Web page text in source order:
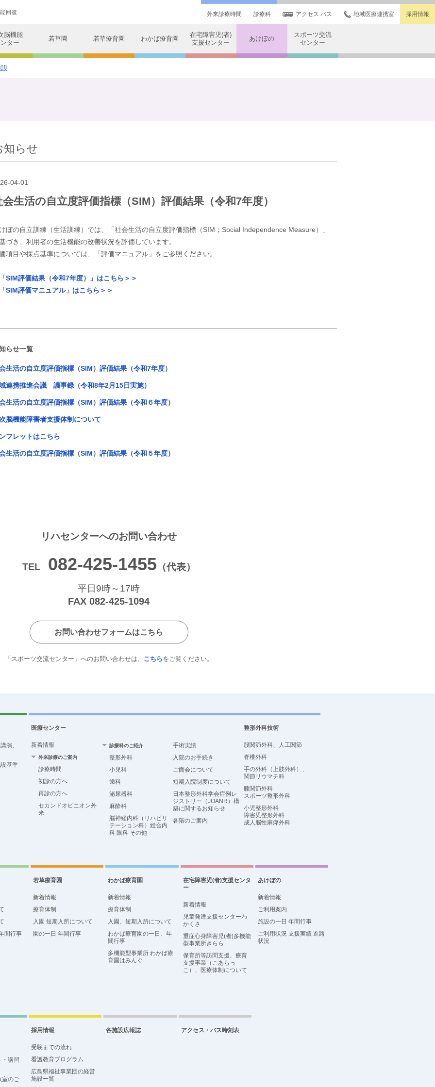
回復 外来診療時間 診療科 アクセス バス 地域医療連携室 採用情報
脳機能
ター
若草園 若草療育園 わかば療育園
在宅障害児(者)
支援センター
あけぼの
スポーツ交流
センター
知らせ
04-01
会生活の自立度評価指標（SIM）評価結果（令和7年度）
ぼの自立訓練（生活訓練）では、「社会生活の自立度評価指標（SIM；Social Independence Measure）」
づき、利用者の生活機能の改善状況を評価しています。
項目や採点基準については、「評価マニュアル」をご参照ください。
SIM評価結果（令和7年度）」はこちら＞＞
SIM評価マニュアル」はこちら＞＞
らせ一覧
生活の自立度評価指標（SIM）評価結果（令和7年度）
連携推進会議 議事録（令和8年2月15日実施）
生活の自立度評価指標（SIM）評価結果（令和６年度）
脳機能障害者支援体制について
フレットはこちら
生活の自立度評価指標（SIM）評価結果（令和５年度）
リハセンターへのお問い合わせ
TEL 082-425-1455 （代表）
平日9時～17時
FAX 082-425-1094
お問い合わせフォームはこちら
「スポーツ交流センター」へのお問い合わせは、 こちらをご覧ください。
演、
基準
医療センター
新着情報
外来診療のご案内
診療時間
初診の方へ
再診の方へ
セカンドオピニオン外
来
診療科のご紹介
整形外科
小児科
歯科
泌尿器科
麻酔科
脳神経内科（リハビリ
テーション科）総合内
科 眼科 その他
手術実績
入院のお手続き
ご面会について
短期入院制度について
日本整形外科学会症例レ
ジストリー（JOANR）構
築に関するお知らせ
各階のご案内
整形外科技術
股関節外科、人工関節
脊椎外科
手の外科（上肢外科）、
関節リウマチ科
膝関節外科
スポーツ整形外科
小児整形外科
障害児整形外科
成人脳性麻痺外科
間行事
若草療育園
新着情報
療育体制
入園 短期入所について
園の一日 年間行事
わかば療育園
新着情報
療育体制
入園、短期入所について
わかば療育園の一日、年
間行事
多機能型事業所 わかば療
育園はみんぐ
在宅障害児(者)支援センタ
ー
新着情報
児童発達支援センターわ
かくさ
重症心身障害児(者)多機能
型事業所きらら
保育所等訪問支援、療育
支援事業（こあらっ
こ）、医療体制について
あけぼの
新着情報
ご利用案内
施設の一日 年間行事
ご利用状況 支援実績 進路
状況
・講習
室のご
採用情報
受験までの流れ
看護教育プログラム
広島県福祉事業団の経営
施設一覧
各施設広報誌 アクセス・バス時刻表